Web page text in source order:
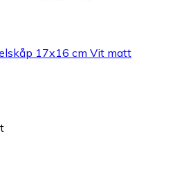
17x16 cm Vit matt